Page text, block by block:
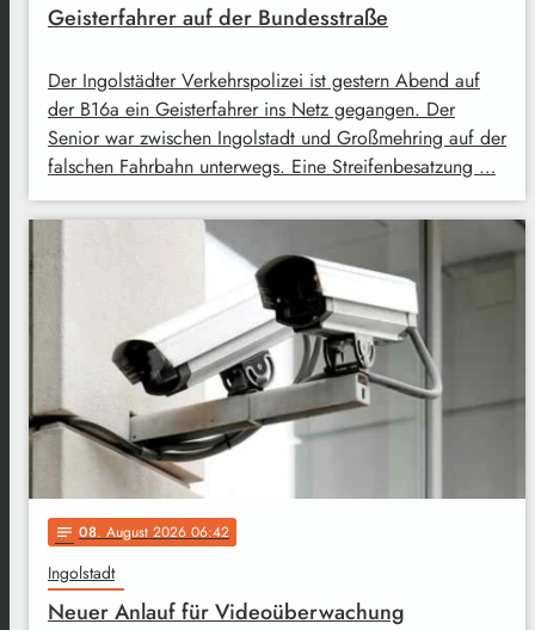
Geisterfahrer auf der Bundesstraße
Der Ingolstädter Verkehrspolizei ist gestern Abend auf
der B16a ein Geisterfahrer ins Netz gegangen. Der
Senior war zwischen Ingolstadt und Großmehring auf der
falschen Fahrbahn unterwegs. Eine Streifenbesatzung …
notes 08. August 2026 06:42
Ingolstadt
Neuer Anlauf für Videoüberwachung